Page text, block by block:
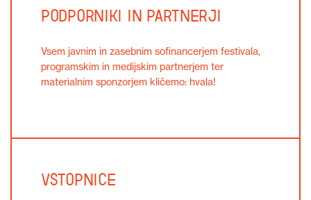
Podporniki in partnerji
Vsem javnim in zasebnim sofinancerjem festivala,
programskim in medijskim partnerjem ter
materialnim sponzorjem kličemo: hvala!
Vstopnice